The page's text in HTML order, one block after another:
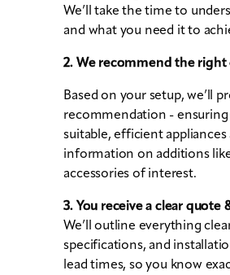
We’ll take the time to
and what you need it to
2. We recommend the right
Based on your setup, we’ll
recommendation -
suitable, efficient
information on additions
accessories of interest.
3. You receive a clear quote
We’ll outline everything
specifications, and
lead times, so you know